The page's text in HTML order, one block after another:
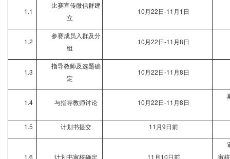
1.1
比赛宣传微信群建
立
10月22日-11月1日
1.2
参赛成员入群及分
组
10月22日-11月8日
1.3
指导教师及选题确
定
10月22日-11月8日
1.4 与指导教师讨论 10月22日-11月8日
1.5 计划书提交 11 月9日前
1.6 计划书审核确定 11 月10日前
审